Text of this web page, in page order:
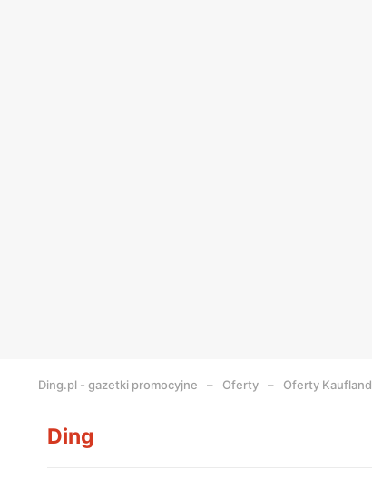
Ding.pl - gazetki promocyjne Oferty Oferty Kaufland
Ding